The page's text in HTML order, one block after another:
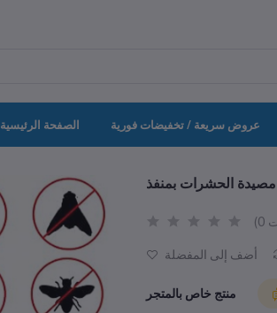
الصفحة الرئيسية عروض سريعة / تخفيضات فورية
أضف إلى المفضلة
منتج خاص بالمتجر